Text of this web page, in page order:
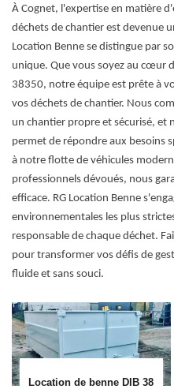
À Cognet, l'expertise en matière
déchets de chantier est devenue
Location Benne se distingue par
unique. Que vous soyez au cœur
38350, notre équipe est prête à
vos déchets de chantier. Nous
un chantier propre et sécurisé, et
permet de répondre aux besoins
à notre flotte de véhicules
professionnels dévoués, nous
efficace. RG Location Benne
environnementales les plus
responsable de chaque déchet.
pour transformer vos défis de
fluide et sans souci.
Location de benne DIB 38